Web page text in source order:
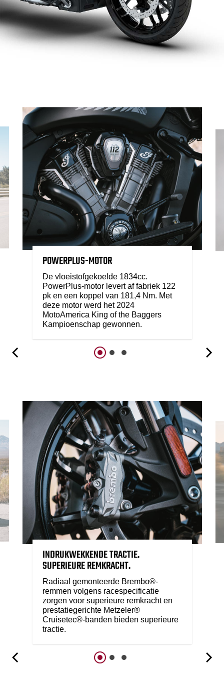
POWERPLUS-MOTOR
De vloeistofgekoelde 1834cc.
PowerPlus-motor levert af fabriek 122
pk en een koppel van 181,4 Nm. Met
deze motor werd het 2024
MotoAmerica King of the Baggers
Kampioenschap gewonnen.
INDRUKWEKKENDE TRACTIE.
SUPERIEURE REMKRACHT.
Radiaal gemonteerde Brembo®-
remmen volgens racespecificatie
zorgen voor superieure remkracht en
prestatiegerichte Metzeler®
Cruisetec®-banden bieden superieure
tractie.